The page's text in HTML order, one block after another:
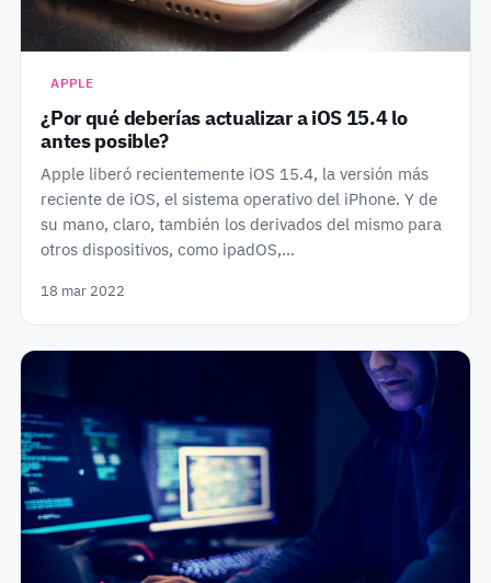
APPLE
¿Por qué deberías actualizar a iOS 15.4 lo
antes posible?
Apple liberó recientemente iOS 15.4, la versión más
reciente de iOS, el sistema operativo del iPhone. Y de
su mano, claro, también los derivados del mismo para
otros dispositivos, como ipadOS,…
18 mar 2022